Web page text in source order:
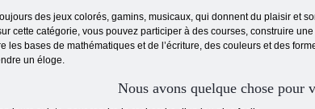
des jeux colorés, gamins, musicaux, qui donnent du plaisir et
cette catégorie, vous pouvez participer à des courses, construire
les bases de mathématiques et de l’écriture, des couleurs et des
un éloge.
Nous avons quelque chose pour